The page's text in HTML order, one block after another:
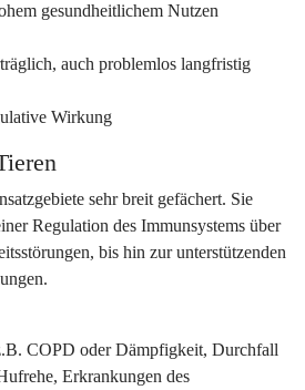
gesundheitlichem Nutzen
auch problemlos langfristig
Wirkung
sehr breit gefächert. Sie
Regulation des Immunsystems über
bis hin zur unterstützenden
COPD oder Dämpfigkeit, Durchfall
Erkrankungen des